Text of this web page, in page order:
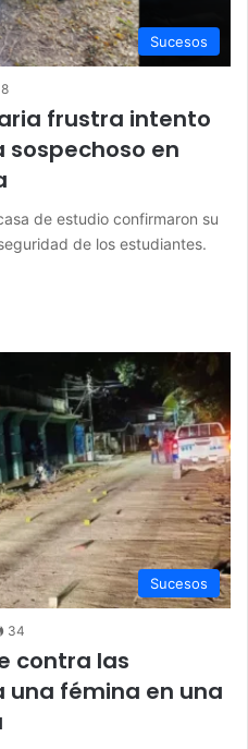
Sucesos
frustra intento
en
de estudio confirmaron su
de los estudiantes.
Sucesos
34
contra las
una fémina en una